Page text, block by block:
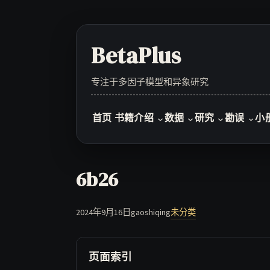
BetaPlus
专注于多因子模型和异象研究
首页 书籍介绍 数据 研究 勘误 小
6b26
2024年9月16日gaoshiqing未分类
页面索引